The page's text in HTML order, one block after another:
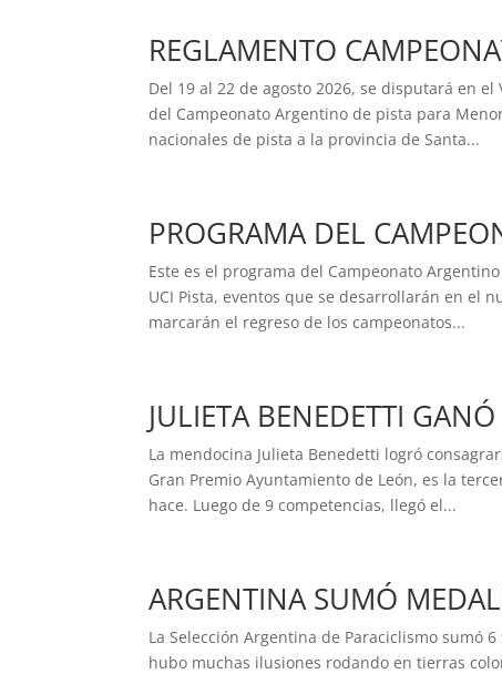
REGLAMENTO
Del 19 al 22 de agosto 2026, se disputará en
del Campeonato Argentino de pista para
nacionales de pista a la provincia de Santa...
PROGRAMA DEL
Este es el programa del Campeonato
UCI Pista, eventos que se desarrollarán en el
marcarán el regreso de los campeonatos...
JULIETA BENEDETTI
La mendocina Julieta Benedetti logró
Gran Premio Ayuntamiento de León, es la
hace. Luego de 9 competencias, llegó el...
ARGENTINA SUMÓ
La Selección Argentina de Paraciclismo sumó
hubo muchas ilusiones rodando en tierras